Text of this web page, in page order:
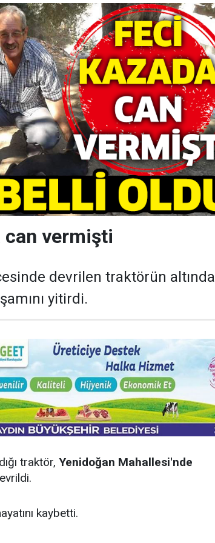
can vermişti
devrilen traktörün altında
yitirdi.
traktör, Yenidoğan Mahallesi'nde
kaybetti.